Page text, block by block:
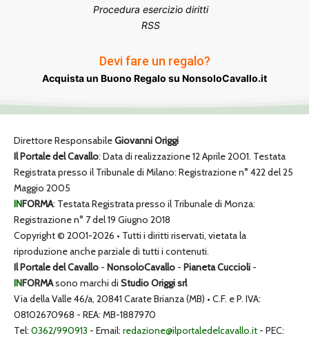
Procedura esercizio diritti
RSS
Devi fare un regalo?
Acquista un Buono Regalo su NonsoloCavallo.it
Direttore ResponsabileGiovanni Origgi
Il Portale del Cavallo: Data di realizzazione 12 Aprile 2001. Testata
Registrata presso il Tribunale di Milano: Registrazione n° 422 del 25
Maggio 2005
INFORMA: Testata Registrata presso il Tribunale di Monza:
Registrazione n° 7 del 19 Giugno 2018
Copyright © 2001-2026 • Tutti i diritti riservati, vietata la
riproduzione anche parziale di tutti i contenuti.
Il Portale del Cavallo - NonsoloCavallo - Pianeta Cuccioli -
INFORMAsono marchi di Studio Origgi srl
Via della Valle 46/a, 20841 Carate Brianza (MB) • C.F. e P. IVA:
08102670968 - REA: MB-1887970
Tel: 0362/990913 - Email: redazione@ilportaledelcavallo.it - PEC: